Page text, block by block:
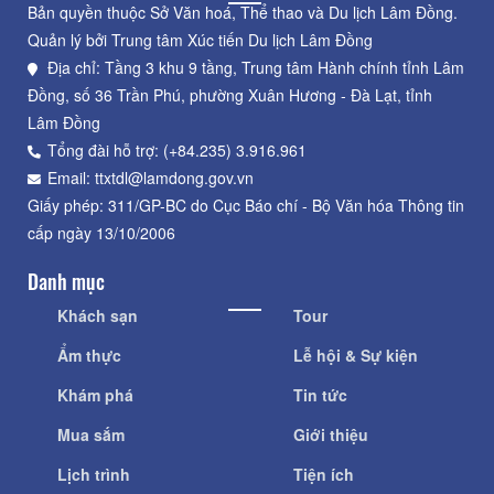
Bản quyền thuộc Sở Văn hoá, Thể thao và Du lịch Lâm Đồng.
Quản lý bởi Trung tâm Xúc tiến Du lịch Lâm Đồng
Địa chỉ: Tầng 3 khu 9 tầng, Trung tâm Hành chính tỉnh Lâm
Đồng, số 36 Trần Phú, phường Xuân Hương - Đà Lạt, tỉnh
Lâm Đồng
Tổng đài hỗ trợ: (+84.235) 3.916.961
Email: ttxtdl@lamdong.gov.vn
Giấy phép: 311/GP-BC do Cục Báo chí - Bộ Văn hóa Thông tin
cấp ngày 13/10/2006
Danh mục
Khách sạn
Ẩm thực
Khám phá
Mua sắm
Lịch trình
Tour
Lễ hội & Sự kiện
Tin tức
Giới thiệu
Tiện ích